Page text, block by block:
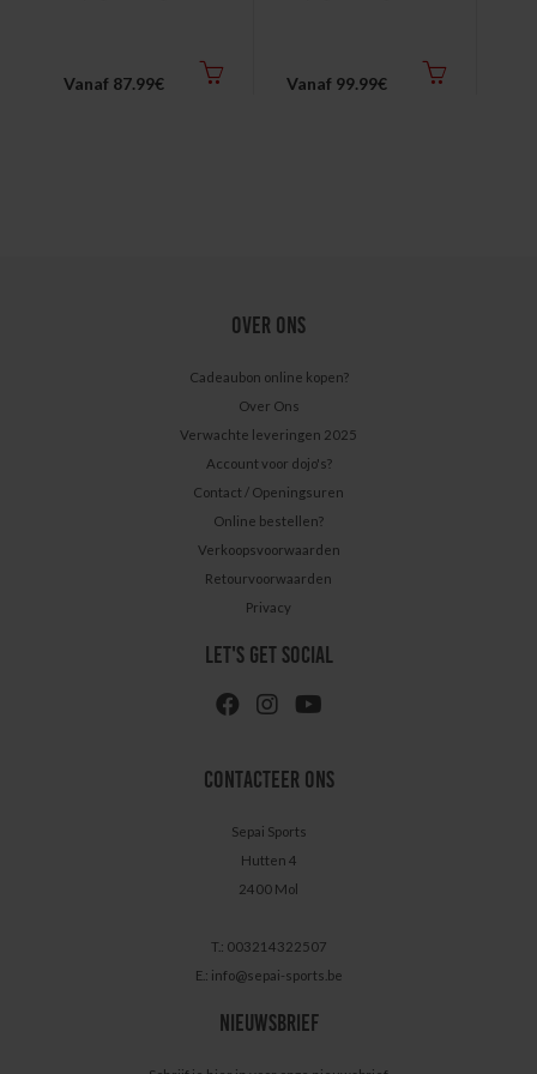
Vanaf 87.99€ Vanaf 99.99€
OVER ONS
Cadeaubon online kopen?
Over Ons
Verwachte leveringen 2025
Account voor dojo's?
Contact / Openingsuren
Online bestellen?
Verkoopsvoorwaarden
Retourvoorwaarden
Privacy
LET'S GET SOCIAL
CONTACTEER ONS
Sepai Sports
Hutten 4
2400 Mol
T.: 003214322507
E.: info@sepai-sports.be
NIEUWSBRIEF